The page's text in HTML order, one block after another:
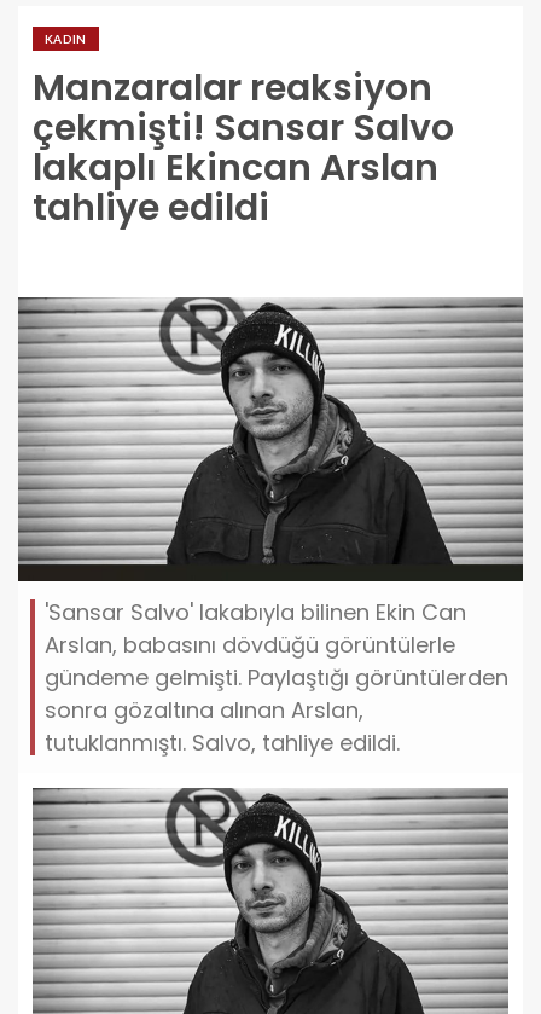
KADIN
Manzaralar reaksiyon
çekmişti! Sansar Salvo
lakaplı Ekincan Arslan
tahliye edildi
'Sansar Salvo' lakabıyla bilinen Ekin Can
Arslan, babasını dövdüğü görüntülerle
gündeme gelmişti. Paylaştığı görüntülerden
sonra gözaltına alınan Arslan,
tutuklanmıştı. Salvo, tahliye edildi.